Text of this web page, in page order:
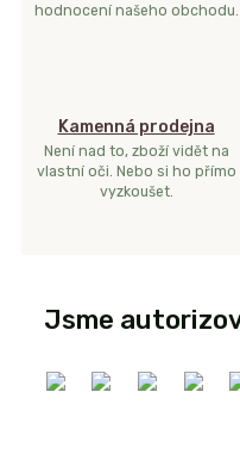
hodnocení našeho obchodu.
Kamenná prodejna
Není nad to, zboží vidět na
vlastní oči. Nebo si ho přímo
vyzkoušet.
Jsme